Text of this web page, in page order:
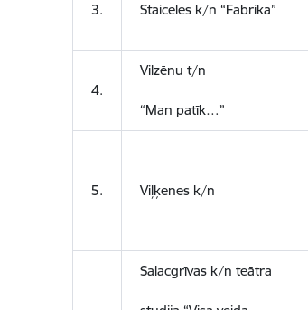
3. Staiceles k/n “Fabrika”
4.
Vilzēnu t/n
“Man patīk…”
5. Viļķenes k/n
Salacgrīvas k/n teātra